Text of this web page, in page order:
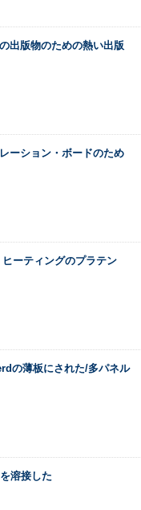
出版物のための熱い出版
ーション・ボードのため
ーティングのプラテン
の薄板にされた/多パネル
溶接した